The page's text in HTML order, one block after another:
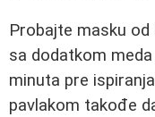
Probajte masku
sa dodatkom
minuta pre
pavlakom takođe